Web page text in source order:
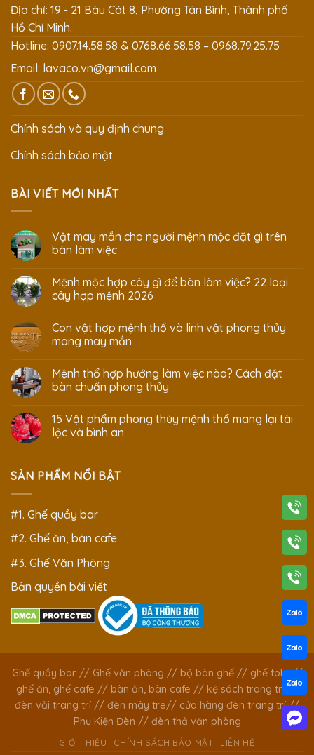
Địa chỉ: 19 - 21 Bàu Cát 8, Phường Tân Bình, Thành phố
Hồ Chí Minh.
Hotline: 0907.14.58.58 & 0768.66.58.58 – 0968.79.25.75
Email: lavaco.vn@gmail.com
Chính sách và quy định chung
Chính sách bảo mật
BÀI VIẾT MỚI NHẤT
Vật may mắn cho người mệnh mộc đặt gì trên
bàn làm việc
Mệnh mộc hợp cây gì để bàn làm việc? 22 loại
cây hợp mệnh 2026
Con vật hợp mệnh thổ và linh vật phong thủy
mang may mắn
Mệnh thổ hợp hướng làm việc nào? Cách đặt
bàn chuẩn phong thủy
15 Vật phẩm phong thủy mệnh thổ mang lại tài
lộc và bình an
SẢN PHẨM NỔI BẬT
#1. Ghế quầy bar
#2. Ghế ăn, bàn cafe
#3. Ghế Văn Phòng
Bản quyền bài viết
Ghế quầy bar// Ghế văn phòng // bộ bàn ghế// ghế tolix//
ghế ăn, ghế cafe // bàn ăn, bàn cafe // kệ sách trang trí //
đèn vải trang trí // đèn mây tre// cửa hàng đèn trang trí//
Phụ Kiện Đèn // đèn thả văn phòng
GIỚI THIỆU CHÍNH SÁCH BẢO MẬT LIÊN HỆ